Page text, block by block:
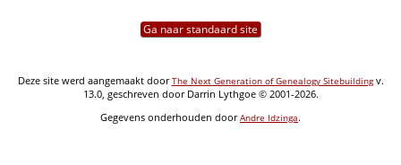
Ga naar standaard site
Deze site werd aangemaakt doorThe Next Generation of Genealogy Sitebuildingv.
13.0, geschreven door Darrin Lythgoe © 2001-2026.
Gegevens onderhouden doorAndre Idzinga.